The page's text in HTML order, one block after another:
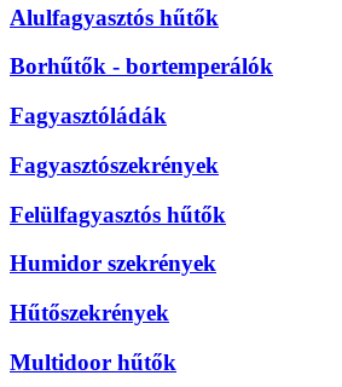
Alulfagyasztós hűtők
Borhűtők - bortemperálók
Fagyasztóládák
Fagyasztószekrények
Felülfagyasztós hűtők
Humidor szekrények
Hűtőszekrények
Multidoor hűtők